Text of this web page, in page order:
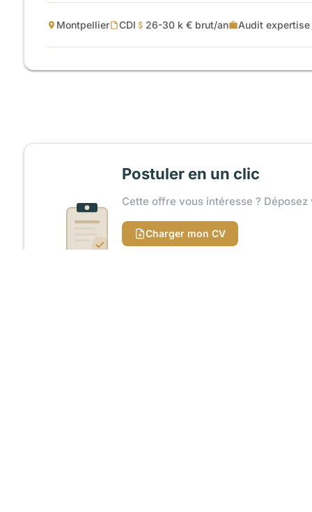
Montpellier CDI 26-30 k € brut/an Audit
Postuler en un clic
Cette offre vous intéresse ?
Charger mon CV